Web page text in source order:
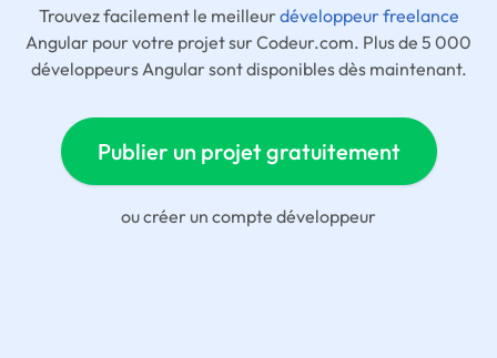
Trouvez facilement le meilleurdéveloppeur freelance
Angular pour votre projet sur Codeur.com. Plus de 5 000
développeurs Angular sont disponibles dès maintenant.
Publier un projet gratuitement
oucréer un compte développeur